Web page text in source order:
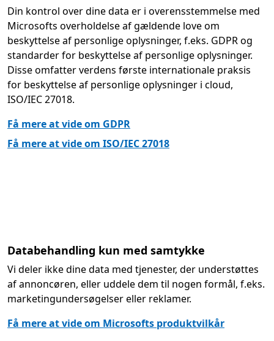
Din kontrol over dine data er i overensstemmelse med
Microsofts overholdelse af gældende love om
beskyttelse af personlige oplysninger, f.eks. GDPR og
standarder for beskyttelse af personlige oplysninger.
Disse omfatter verdens første internationale praksis
for beskyttelse af personlige oplysninger i cloud,
ISO/IEC 27018.
Få mere at vide om GDPR
Få mere at vide om ISO/IEC 27018
Databehandling kun med samtykke
Vi deler ikke dine data med tjenester, der understøttes
af annoncøren, eller uddele dem til nogen formål, f.eks.
marketingundersøgelser eller reklamer.
Få mere at vide om Microsofts produktvilkår